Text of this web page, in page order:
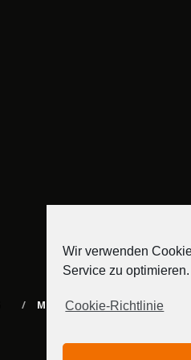
MEDIADATEN
Wir verwenden
Service zu optimieren.
Cookie-Richtlinie